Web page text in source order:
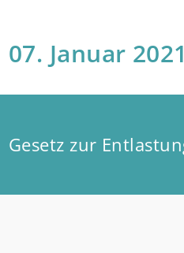
07. Januar 2021